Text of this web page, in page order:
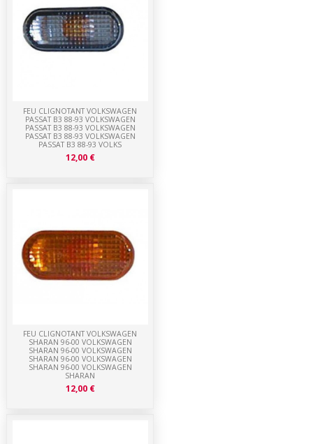
FEU CLIGNOTANT VOLKSWAGEN
SHARAN 96-00 VOLKSWAGEN
SHARAN 96-00 VOLKSWAGEN
SHARAN 96-00 VOLKSWAGEN
SHARAN 96-00 VOLKSWAGEN
SHARAN
12,00 €
FEU CLIGNOTANT VOLKSWAGEN
PASSAT B3 88-93 VOLKSWAGEN
PASSAT B3 88-93 VOLKSWAGEN
PASSAT B3 88-93 VOLKSWAGEN
PASSAT B3 88-93 VOLKS
12,00 €